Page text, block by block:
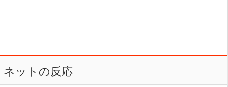
ネットの反応